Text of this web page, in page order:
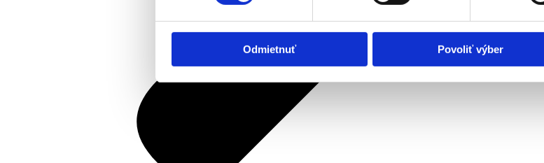
Odmietnuť Povoliť výber